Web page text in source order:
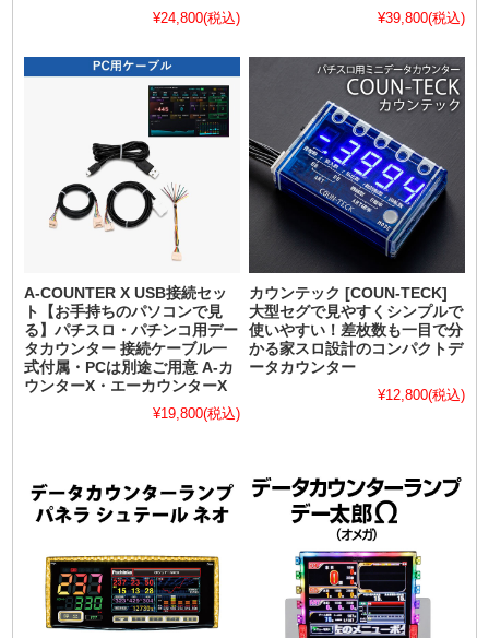
¥24,800(税込)
¥39,800(税込)
A-COUNTER X USB接続セッ
ト【お手持ちのパソコンで見
る】パチスロ・パチンコ用デー
タカウンター 接続ケーブル一
式付属・PCは別途ご用意 A-カ
ウンターX・エーカウンターX
¥19,800(税込)
カウンテック [COUN-TECK]
大型セグで見やすくシンプルで
使いやすい！差枚数も一目で分
かる家スロ設計のコンパクトデ
ータカウンター
¥12,800(税込)